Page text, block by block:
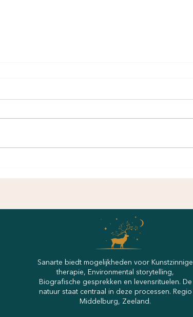
Sanarte biedt mogelijkheden voor Kunstzinnige
therapie, Environmental storytelling,
Biografische gesprekken en levensrituelen. De
natuur staat centraal in deze processen. Regio
Middelburg, Zeeland.